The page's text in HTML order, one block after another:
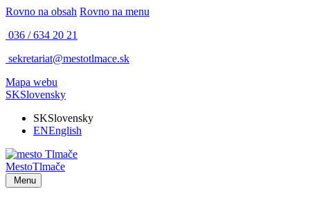
Rovno na obsah Rovno na menu
036 / 634 20 21
sekretariat@mestotlmace.sk
Mapa webu
SKSlovensky
SKSlovensky
ENEnglish
MestoTlmače
Menu